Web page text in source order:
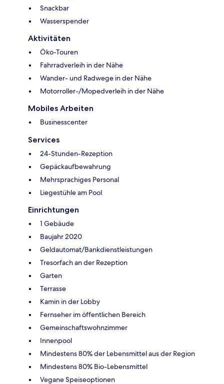
Snackbar
Wasserspender
Aktivitäten
Öko-Touren
Fahrradverleih in der Nähe
Wander- und Radwege in der Nähe
Motorroller-/Mopedverleih in der Nähe
Mobiles Arbeiten
Businesscenter
Services
24-Stunden-Rezeption
Gepäckaufbewahrung
Mehrsprachiges Personal
Liegestühle am Pool
Einrichtungen
1 Gebäude
Baujahr 2020
Geldautomat/Bankdienstleistungen
Tresorfach an der Rezeption
Garten
Terrasse
Kamin in der Lobby
Fernseher im öffentlichen Bereich
Gemeinschaftswohnzimmer
Innenpool
Mindestens 80% der Lebensmittel aus der Region
Mindestens 80% Bio-Lebensmittel
Vegane Speiseoptionen